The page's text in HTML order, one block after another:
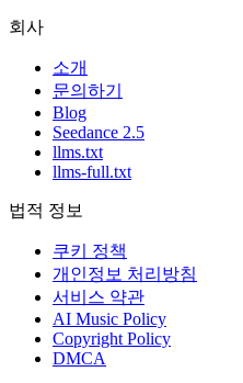
회사
소개
문의하기
Blog
Seedance 2.5
llms.txt
llms-full.txt
법적 정보
쿠키 정책
개인정보 처리방침
서비스 약관
AI Music Policy
Copyright Policy
DMCA